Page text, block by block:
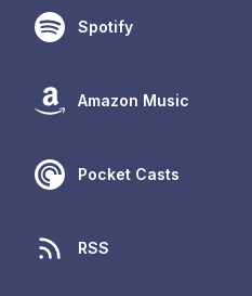
Spotify
Amazon Music
Pocket Casts
RSS